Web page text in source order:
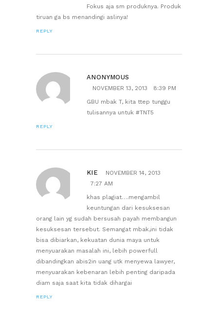
Fokus aja sm produknya. Produk
tiruan ga bs menandingi aslinya!
REPLY
ANONYMOUS
NOVEMBER 13, 2013
8:39 PM
GBU mbak T, kita ttep tunggu
tulisannya untuk #TNT5
REPLY
KIE
NOVEMBER 14, 2013
7:27 AM
khas plagiat….mengambil
keuntungan dari kesuksesan
orang lain yg sudah bersusah payah membangun
kesuksesan tersebut. Semangat mbak,ini tidak
bisa dibiarkan, kekuatan dunia maya untuk
menyuarakan masalah ini, lebih powerfull
dibandingkan abis2in uang utk menyewa lawyer,
menyuarakan kebenaran lebih penting daripada
diam saja saat kita tidak dihargai
REPLY